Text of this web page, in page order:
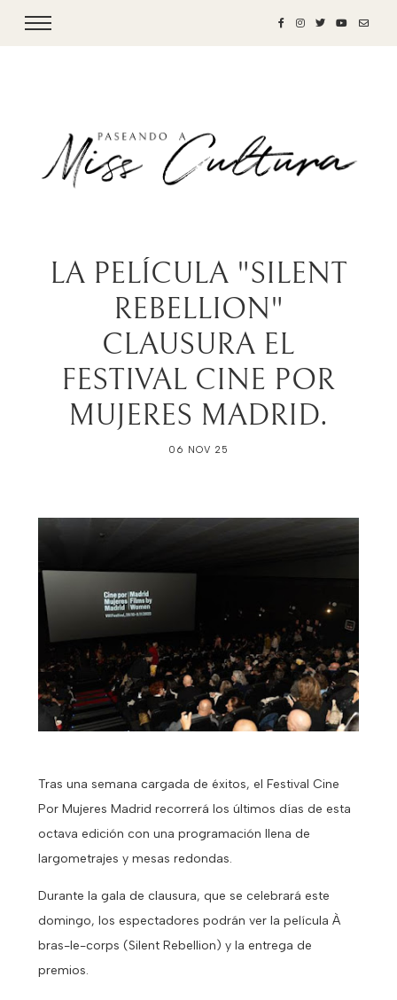
LA PELÍCULA "SILENT
REBELLION"
CLAUSURA EL
FESTIVAL CINE POR
MUJERES MADRID.
06 NOV 25
Tras una semana cargada de éxitos, el Festival Cine
Por Mujeres Madrid recorrerá los últimos días de esta
octava edición con una programación llena de
largometrajes y mesas redondas.
Durante la gala de clausura, que se celebrará este
domingo, los espectadores podrán ver la película À
bras-le-corps (Silent Rebellion) y la entrega de
premios.